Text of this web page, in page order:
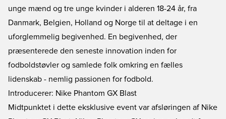
unge mænd og tre unge kvinder i alderen 18-24 år, fra
Danmark, Belgien, Holland og Norge til at deltage i en
uforglemmelig begivenhed. En begivenhed, der
præsenterede den seneste innovation inden for
fodboldstøvler og samlede folk omkring en fælles
lidenskab - nemlig passionen for fodbold.
Introducerer: Nike Phantom GX Blast
Midtpunktet i dette eksklusive event var afsløringen af Nike